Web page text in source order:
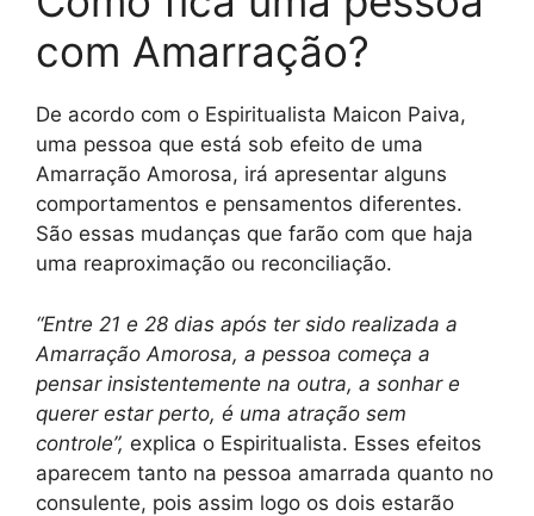
com Amarração?
De acordo com o Espiritualista Maicon Paiva,
uma pessoa que está sob efeito de uma
Amarração Amorosa, irá apresentar alguns
comportamentos e pensamentos diferentes.
São essas mudanças que farão com que haja
uma reaproximação ou reconciliação.
“Entre 21 e 28 dias após ter sido realizada a
Amarração Amorosa, a pessoa começa a
pensar insistentemente na outra, a sonhar e
querer estar perto, é uma atração sem
controle”, explica o Espiritualista. Esses efeitos
aparecem tanto na pessoa amarrada quanto no
consulente, pois assim logo os dois estarão